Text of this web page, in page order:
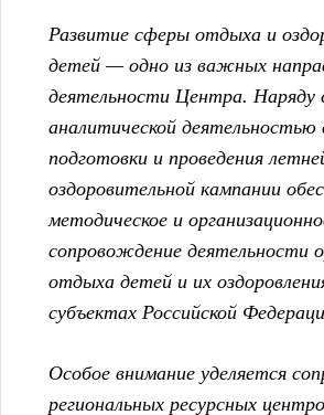
Развитие сферы отдыха и
детей — одно из важных
деятельности Центра. Наряду
аналитической деятельностью
подготовки и проведения
оздоровительной кампании
методическое и
сопровождение деятельности
отдыха детей и их
субъектах Российской
Особое внимание уделяется
региональных ресурсных